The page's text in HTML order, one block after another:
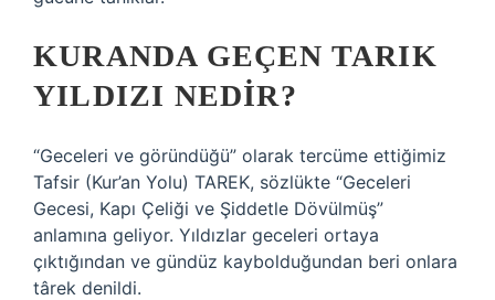
KURANDA GEÇEN TARIK
YILDIZI NEDIR?
“Geceleri ve göründüğü” olarak tercüme ettiğimiz
Tafsir (Kur’an Yolu) TAREK, sözlükte “Geceleri
Gecesi, Kapı Çeliği ve Şiddetle Dövülmüş”
anlamına geliyor. Yıldızlar geceleri ortaya
çıktığından ve gündüz kaybolduğundan beri onlara
târek denildi.